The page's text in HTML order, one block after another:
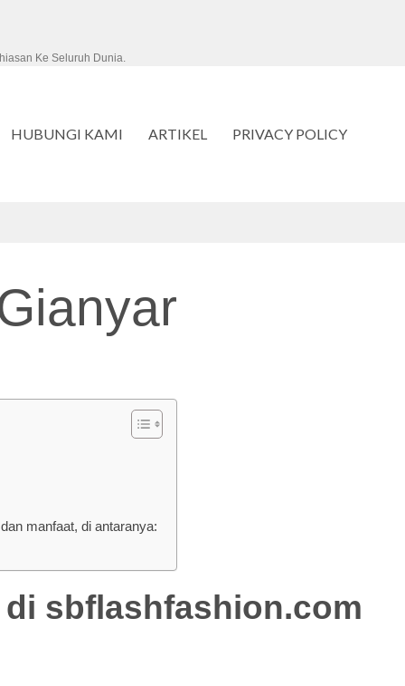
Ke Seluruh Dunia.
HUBUNGI KAMI ARTIKEL PRIVACY POLICY
manfaat, di antaranya:
sbflashfashion.com